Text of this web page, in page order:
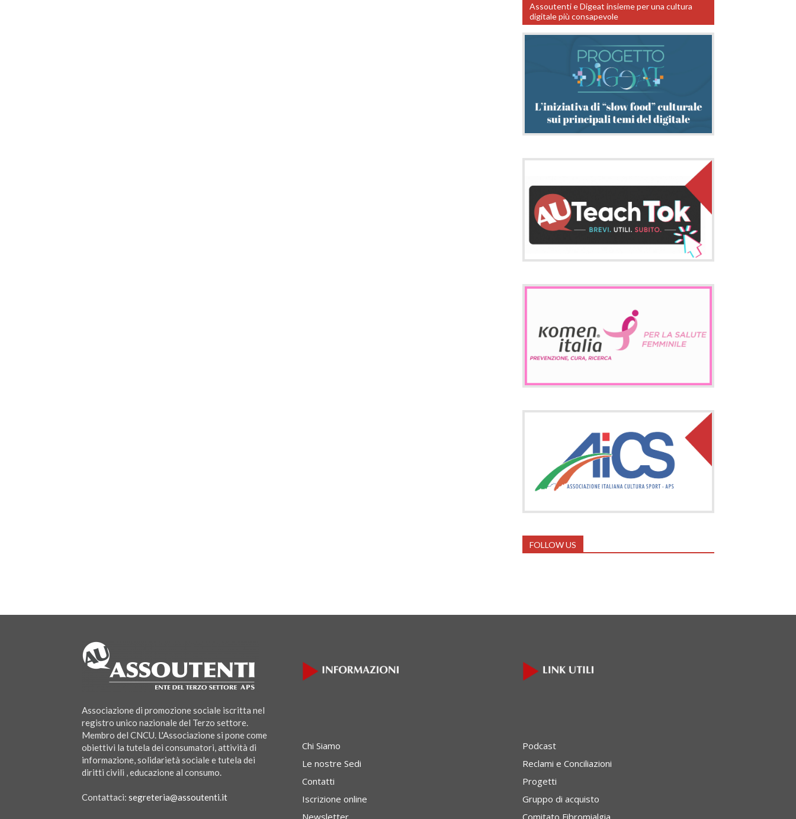
Assoutenti e Digeat insieme per una cultura
digitale più consapevole
FOLLOW US
Associazione di promozione sociale iscritta nel
registro unico nazionale del Terzo settore.
Membro del CNCU. L'Associazione si pone come
obiettivi la tutela dei consumatori, attività di
informazione, solidarietà sociale e tutela dei
diritti civili , educazione al consumo.
Contattaci: segreteria@assoutenti.it
Chi Siamo
Le nostre Sedi
Contatti
Iscrizione online
Newsletter
Podcast
Reclami e Conciliazioni
Progetti
Gruppo di acquisto
Comitato Fibromialgia